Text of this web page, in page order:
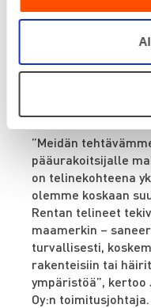
vaiheista. Telineitä
vaan vapaasti
ja vakautettiin
kaarevan katon
sääsuojilla, ilman
ankkurointia.
”Meidän
pääurakoitsijalle
on telinekohteena
olemme koskaan
Rentan telineet
maamerkin –
turvallisesti,
rakenteisiin tai
ympäristöä”, kertoo
Oy:n toimitusjohtaja.